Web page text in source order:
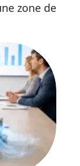
zone de